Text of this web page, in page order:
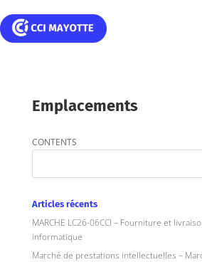
Emplacements
CONTENTS
Articles récents
MARCHE LC26-06CCI – Fourniture et
informatique
Marché de prestations intellectuelles –